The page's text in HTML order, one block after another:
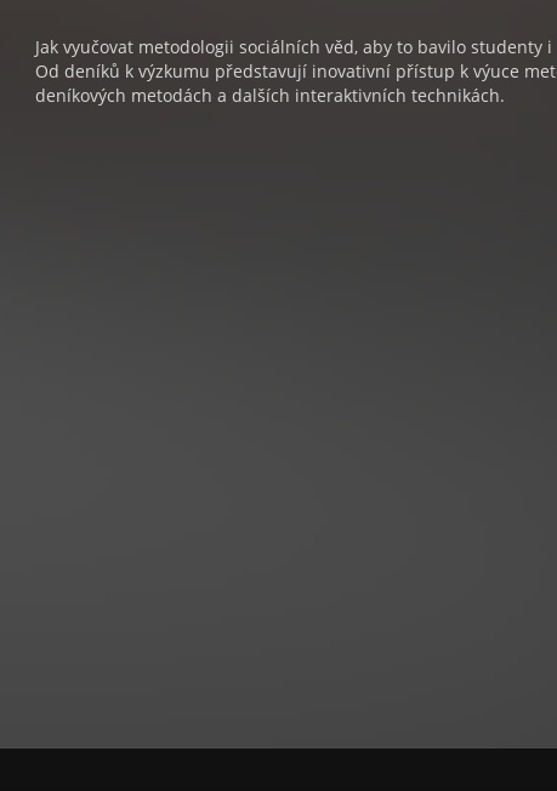
Jak vyučovat metodologii sociálních věd, aby to bavilo studenty
Od deníků k výzkumu představují inovativní přístup k výuce
deníkových metodách a dalších interaktivních technikách.